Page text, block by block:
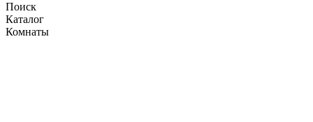
Поиск
Каталог
Комнаты